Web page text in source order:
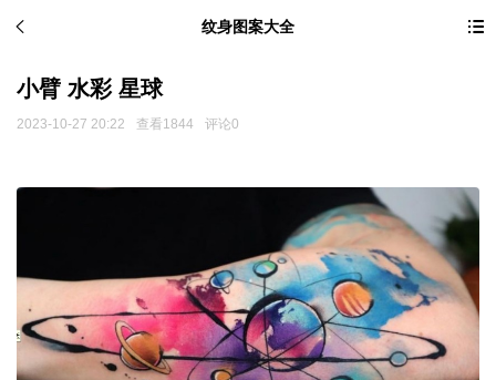
纹身图案大全
小臂 水彩 星球
2023-10-27 20:22 查看1844 评论0